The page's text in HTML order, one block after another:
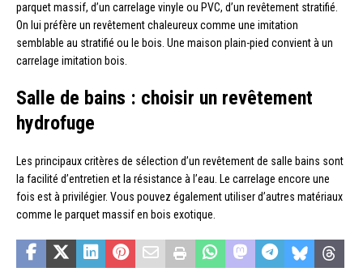
parquet massif, d’un carrelage vinyle ou PVC, d’un revêtement stratifié.
On lui préfère un revêtement chaleureux comme une imitation
semblable au stratifié ou le bois. Une maison plain-pied convient à un
carrelage imitation bois.
Salle de bains : choisir un revêtement
hydrofuge
Les principaux critères de sélection d’un revêtement de salle bains sont
la facilité d’entretien et la résistance à l’eau. Le carrelage encore une
fois est à privilégier. Vous pouvez également utiliser d’autres matériaux
comme le parquet massif en bois exotique.